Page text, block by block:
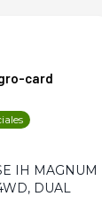
IH MAGNUM
DUAL